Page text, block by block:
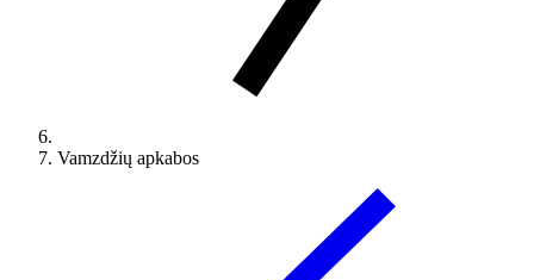
Vamzdžių apkabos